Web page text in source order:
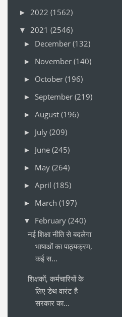
► 2022 (1562)
▼ 2021 (2546)
► December (132)
► November (140)
► October (196)
► September (219)
► August (196)
► July (209)
► June (245)
► May (264)
► April (185)
► March (197)
▼ February (240)
नई शिक्षा नीति से बदलेगा
भाषाओं का पाठ्यक्रम,
कई स...
शिक्षकों, कर्मचारियों के
लिए डेथ वारंट है
सरकार का...